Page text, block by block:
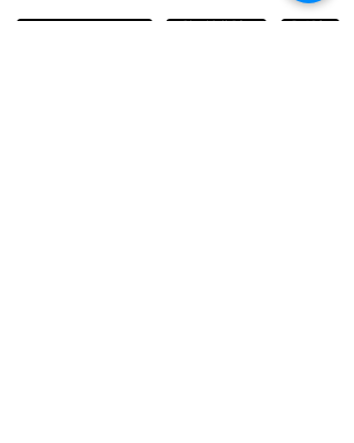
Faq & Policy
Privacy | Cookie Policy